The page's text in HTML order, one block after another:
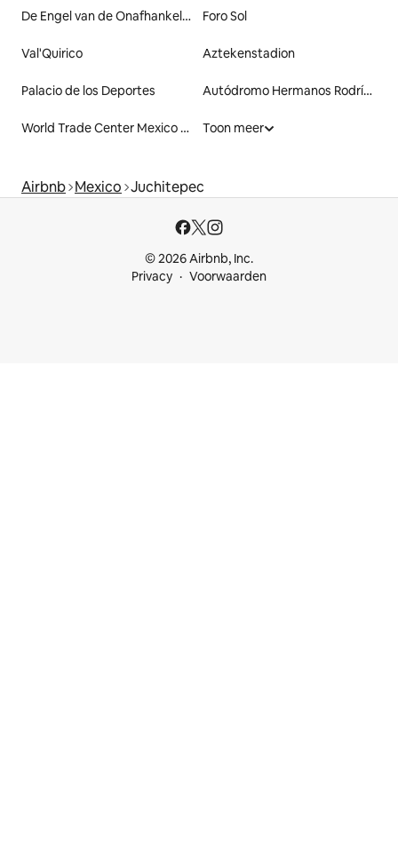
De Engel van de Onafhankelijkheid Foro Sol
Val'Quirico Aztekenstadion
Palacio de los Deportes Autódromo Hermanos Rodríguez
World Trade Center Mexico City Toon meer
Airbnb Mexico Juchitepec
© 2026 Airbnb, Inc.
Privacy
Voorwaarden